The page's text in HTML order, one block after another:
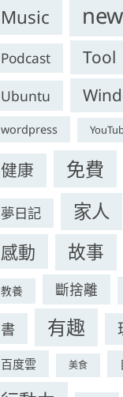
Music
Podcast Tool
Ubuntu
wordpress
健康 免費
夢日記 家人
感動 故事
教養 斷捨離
書 有趣
百度雲 美食